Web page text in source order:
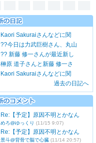
Kaori Sakuraiさんなどに関
??今日は力武巨樹さん、丸山
?? 新藤 修一さんが最近新し
榊原 道子さんと新藤 修一さ
Kaori Sakuraiさんなどに関
過去の日記へ
Re:【予定】原因不明とかなん
めろ@ゆっくり (11/15 9:07)
Re:【予定】原因不明とかなん
景斗@背骨で脳で心臓 (11/14 20:57)